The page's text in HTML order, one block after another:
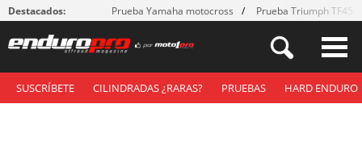
Destacados: Prueba Yamaha motocross Prueba Triumph
SUSCRÍBETE CILINDRADAS ¿RARAS? PRUEBAS HARD ENDURO